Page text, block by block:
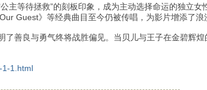
主等待拯救”的刻板印象，成为主动选择命运的独立
Guest》等经典曲目至今仍被传唱，为影片增添了浪
了善良与勇气终将战胜偏见。当贝儿与王子在金碧辉
1-1.html